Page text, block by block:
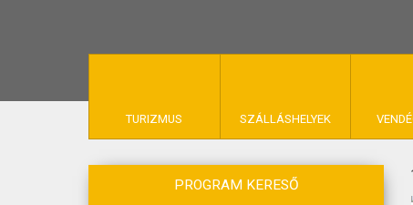
TURIZMUS SZÁLLÁSHELYEK
KINCSES
KAPCSOLAT
PROGRAM KERESŐ